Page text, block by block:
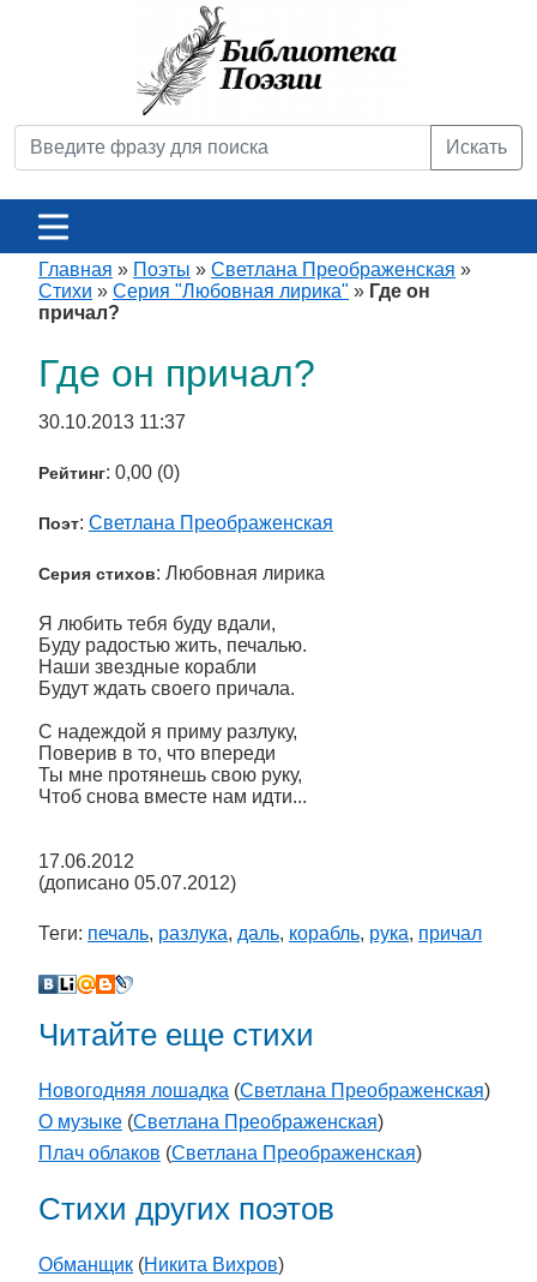
Искать
Главная » Поэты » Светлана Преображенская »
Стихи » Серия "Любовная лирика" » Где он
причал?
Где он причал?
30.10.2013 11:37
Рейтинг: 0,00 (0)
Поэт: Светлана Преображенская
Серия стихов: Любовная лирика
Я любить тебя буду вдали,
Буду радостью жить, печалью.
Наши звездные корабли
Будут ждать своего причала.
С надеждой я приму разлуку,
Поверив в то, что впереди
Ты мне протянешь свою руку,
Чтоб снова вместе нам идти...
17.06.2012
(дописано 05.07.2012)
Теги: печаль, разлука, даль, корабль, рука, причал
Читайте еще стихи
Новогодняя лошадка (Светлана Преображенская)
О музыке (Светлана Преображенская)
Плач облаков (Светлана Преображенская)
Стихи других поэтов
Обманщик (Никита Вихров)